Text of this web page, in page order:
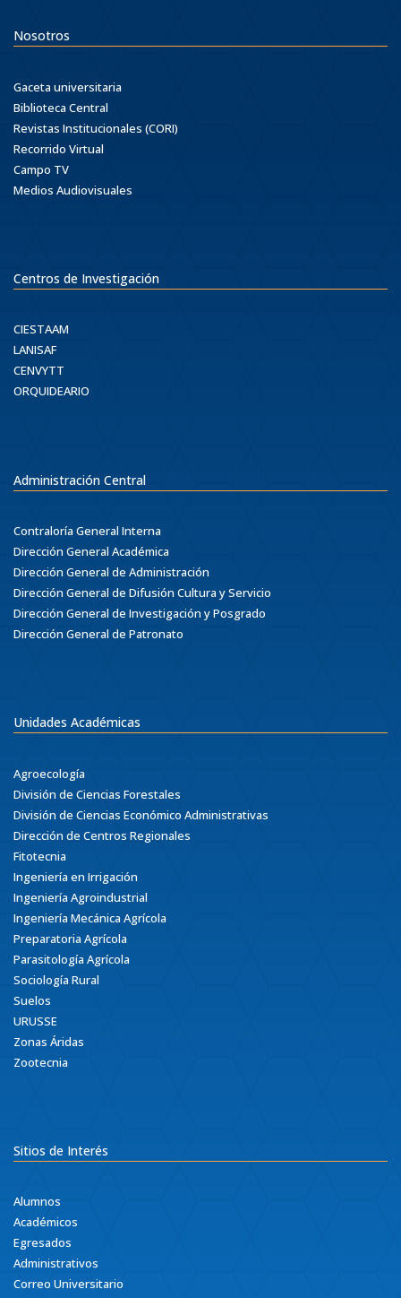
Nosotros
Gaceta universitaria
Biblioteca Central
Revistas Institucionales (CORI)
Recorrido Virtual
Campo TV
Medios Audiovisuales
Centros de Investigación
CIESTAAM
LANISAF
CENVYTT
ORQUIDEARIO
Administración Central
Contraloría General Interna
Dirección General Académica
Dirección General de Administración
Dirección General de Difusión Cultura y Servicio
Dirección General de Investigación y Posgrado
Dirección General de Patronato
Unidades Académicas
Agroecología
División de Ciencias Forestales
División de Ciencias Económico Administrativas
Dirección de Centros Regionales
Fitotecnia
Ingeniería en Irrigación
Ingeniería Agroindustrial
Ingeniería Mecánica Agrícola
Preparatoria Agrícola
Parasitología Agrícola
Sociología Rural
Suelos
URUSSE
Zonas Áridas
Zootecnia
Sitios de Interés
Alumnos
Académicos
Egresados
Administrativos
Correo Universitario